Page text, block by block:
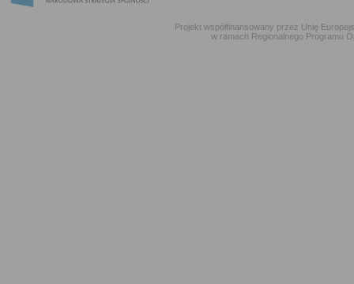
Projekt współfinansowany przez Unię
w ramach Regionalnego Programu